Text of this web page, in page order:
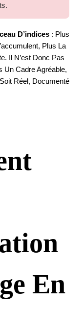
D’indices : Plus
Plus La
Il N’est Donc Pas
Un Cadre Agréable,
Réel, Documenté
En